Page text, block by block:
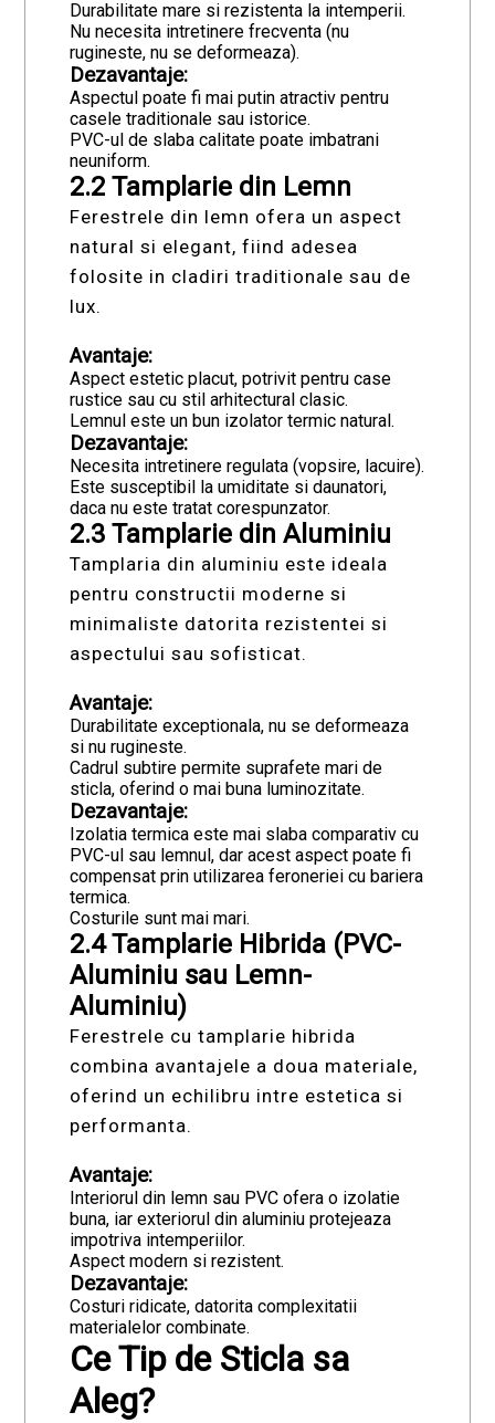
Durabilitate mare si rezistenta la intemperii.
Nu necesita intretinere frecventa (nu
rugineste, nu se deformeaza).
Dezavantaje:
Aspectul poate fi mai putin atractiv pentru
casele traditionale sau istorice.
PVC-ul de slaba calitate poate imbatrani
neuniform.
2.2 Tamplarie din Lemn
Ferestrele din lemn ofera un aspect
natural si elegant, fiind adesea
folosite in cladiri traditionale sau de
lux.
Avantaje:
Aspect estetic placut, potrivit pentru case
rustice sau cu stil arhitectural clasic.
Lemnul este un bun izolator termic natural.
Dezavantaje:
Necesita intretinere regulata (vopsire, lacuire).
Este susceptibil la umiditate si daunatori,
daca nu este tratat corespunzator.
2.3 Tamplarie din Aluminiu
Tamplaria din aluminiu este ideala
pentru constructii moderne si
minimaliste datorita rezistentei si
aspectului sau sofisticat.
Avantaje:
Durabilitate exceptionala, nu se deformeaza
si nu rugineste.
Cadrul subtire permite suprafete mari de
sticla, oferind o mai buna luminozitate.
Dezavantaje:
Izolatia termica este mai slaba comparativ cu
PVC-ul sau lemnul, dar acest aspect poate fi
compensat prin utilizarea feroneriei cu bariera
termica.
Costurile sunt mai mari.
2.4 Tamplarie Hibrida (PVC-
Aluminiu sau Lemn-
Aluminiu)
Ferestrele cu tamplarie hibrida
combina avantajele a doua materiale,
oferind un echilibru intre estetica si
performanta.
Avantaje:
Interiorul din lemn sau PVC ofera o izolatie
buna, iar exteriorul din aluminiu protejeaza
impotriva intemperiilor.
Aspect modern si rezistent.
Dezavantaje:
Costuri ridicate, datorita complexitatii
materialelor combinate.
Ce Tip de Sticla sa
Aleg?